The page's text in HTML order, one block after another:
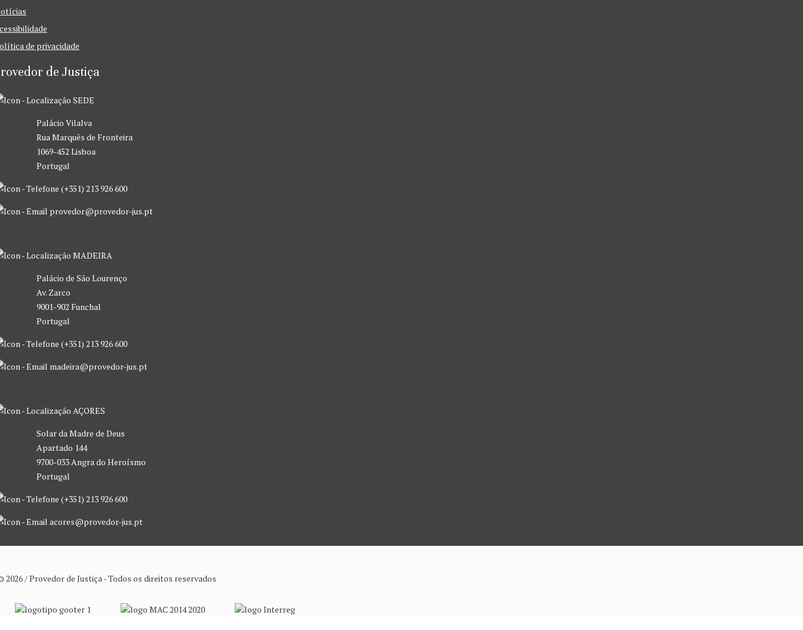
de privacidade
de Justiça
SEDE
Palácio Vilalva
Rua Marquês de Fronteira
1069-452 Lisboa
Portugal
(+351) 213 926 600
provedor@provedor-jus.pt
MADEIRA
Palácio de São Lourenço
Av. Zarco
9001-902 Funchal
Portugal
(+351) 213 926 600
madeira@provedor-jus.pt
AÇORES
Solar da Madre de Deus
Apartado 144
9700-033 Angra do Heroísmo
Portugal
(+351) 213 926 600
acores@provedor-jus.pt
2026 / Provedor de Justiça - Todos os direitos reservados